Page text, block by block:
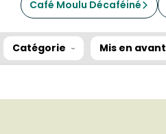
Café Moulu Décaféiné
Catégorie Mis en avant